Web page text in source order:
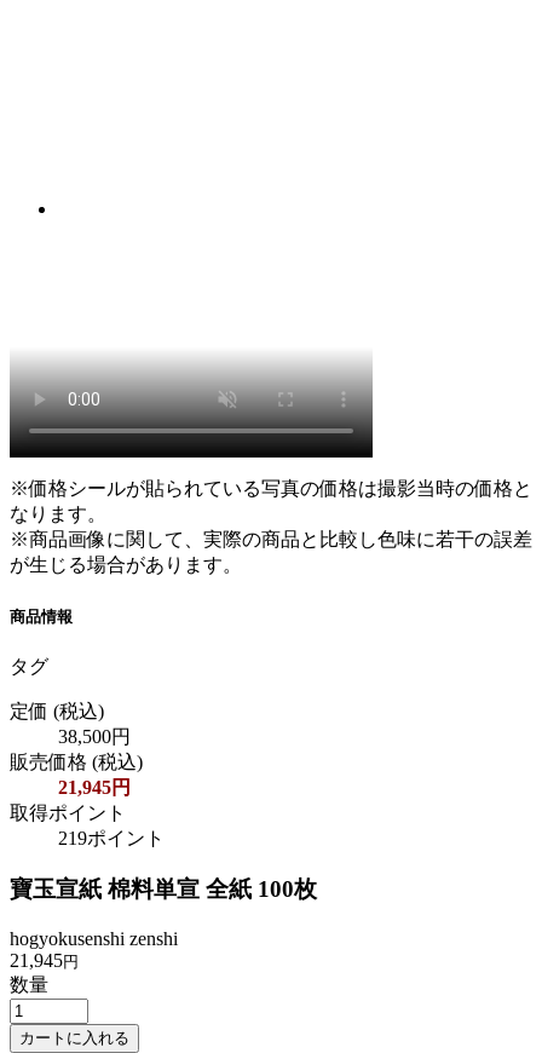
※価格シールが貼られている写真の価格は撮影当時の価格と
なります。
※商品画像に関して、実際の商品と比較し色味に若干の誤差
が生じる場合があります。
商品情報
タグ
定価 (税込)
38,500円
販売価格 (税込)
21,945円
取得ポイント
219ポイント
寶玉宣紙 棉料単宣 全紙 100枚
hogyokusenshi zenshi
21,945円
数量